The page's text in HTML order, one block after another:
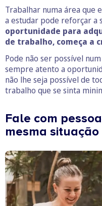
Trabalhar numa área que
a estudar pode reforçar a
oportunidade para
de trabalho, começa a
Pode não ser possível
sempre atento a
não lhe seja possível de
trabalho que se sinta
Fale com
mesma situação